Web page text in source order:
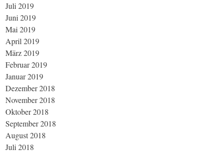
Juli 2019
Juni 2019
Mai 2019
April 2019
März 2019
Februar 2019
Januar 2019
Dezember 2018
November 2018
Oktober 2018
September 2018
August 2018
Juli 2018